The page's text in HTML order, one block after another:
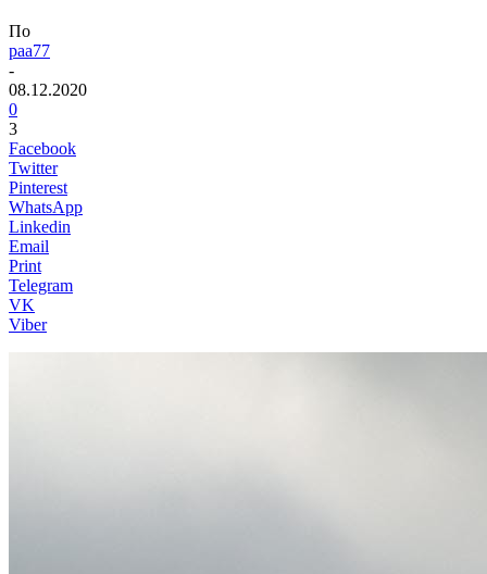
По
paa77
-
08.12.2020
0
3
Facebook
Twitter
Pinterest
WhatsApp
Linkedin
Email
Print
Telegram
VK
Viber